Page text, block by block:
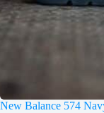
New Balance 574